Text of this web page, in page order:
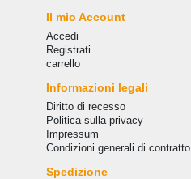
Il mio Account
Accedi
Registrati
carrello
Informazioni legali
Diritto di recesso
Politica sulla privacy
Impressum
Condizioni generali di contratto
Spedizione